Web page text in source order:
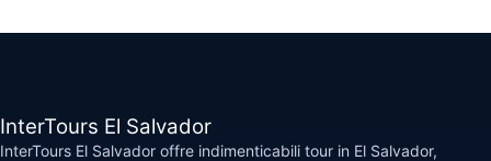
InterTours El Salvador
InterTours El Salvador offre indimenticabili tour in El Salvador,